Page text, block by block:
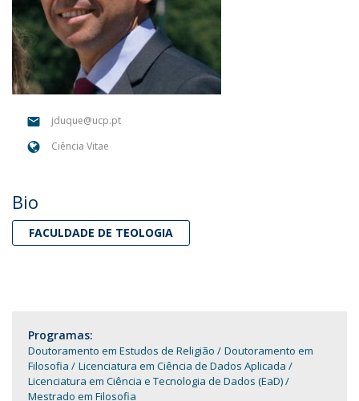
jduque@ucp.pt
Ciência Vitae
Bio
FACULDADE DE TEOLOGIA
Programas:
Doutoramento em Estudos de Religião
Doutoramento em
Filosofia
Licenciatura em Ciência de Dados Aplicada
Licenciatura em Ciência e Tecnologia de Dados (EaD)
Mestrado em Filosofia